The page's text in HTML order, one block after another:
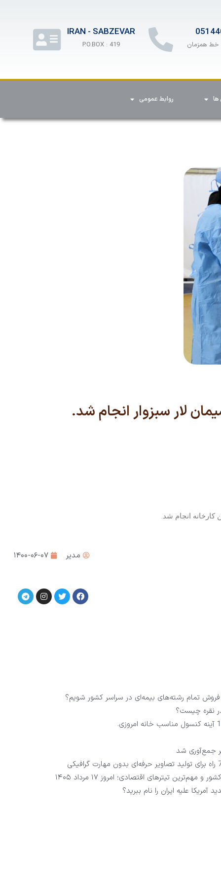
IRAN - SABZEVAR
P.O.BOX : 419
ها روابط عمومی
لار سبزوار انجام شد.
مدیر ۱۴۰۰-۰۶-۰۷
فروش تمام رشته‌های بیمه‌ای در سراسر کشور شویم؟
نقره چیست؟
مهم‌ترین تیترهای اقتصادی؛ امروز ۱۷ مرداد ۱۴۰۵
علیه ایران را نام ببرید؟